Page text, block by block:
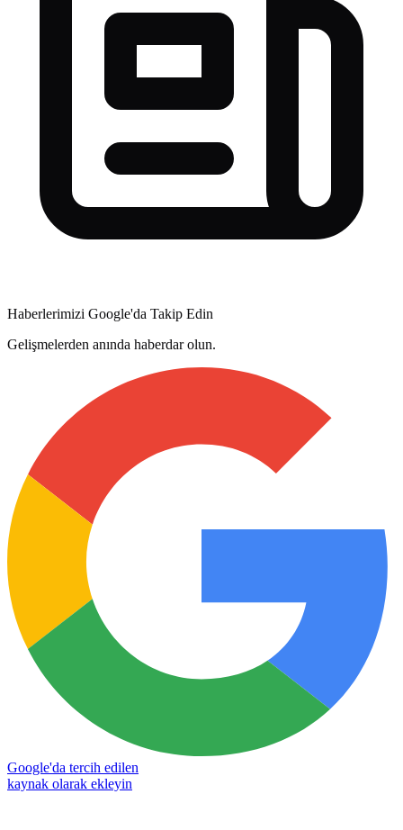
Haberlerimizi Google'da Takip Edin
Gelişmelerden anında haberdar olun.
Google'da tercih edilen
kaynak olarak ekleyin